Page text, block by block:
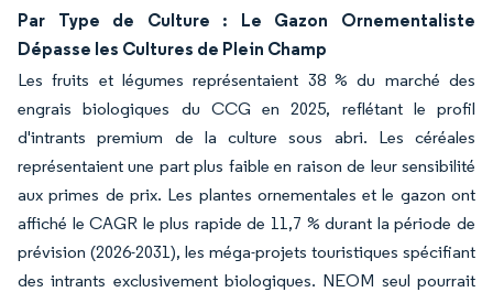
Par Type de Culture : Le Gazon Ornementaliste
Dépasse les Cultures de Plein Champ
Les fruits et légumes représentaient 38 % du marché des
engrais biologiques du CCG en 2025, reflétant le profil
d'intrants premium de la culture sous abri. Les céréales
représentaient une part plus faible en raison de leur sensibilité
aux primes de prix. Les plantes ornementales et le gazon ont
affiché le CAGR le plus rapide de 11,7 % durant la période de
prévision (2026-2031), les méga-projets touristiques spécifiant
des intrants exclusivement biologiques. NEOM seul pourrait